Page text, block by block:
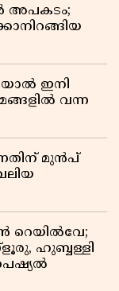
അപകടം;
ഇനി
വന്ന
മുൻപ്
റെയിൽവേ;
ഹുബ്ബള്ളി